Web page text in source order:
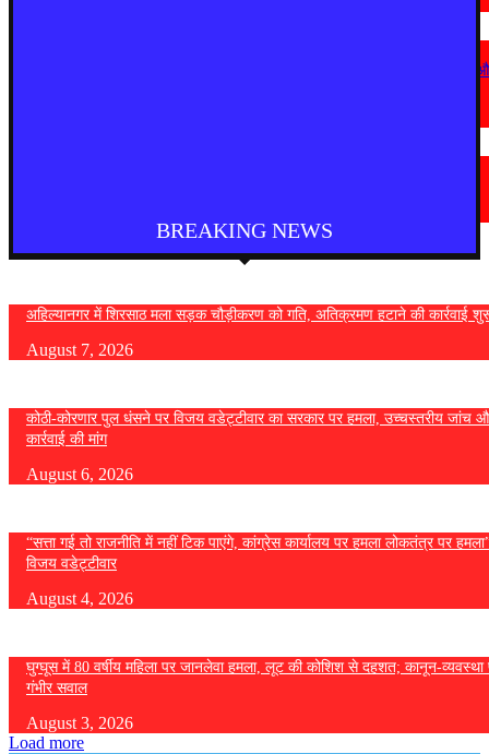
कोठी-कोरणार पुल धंसने पर विजय वडेट्टीवार का सरकार पर हमला, उच्चस्तरीय जांच
BREAKING NEWS
अहिल्यानगर में शिरसाठ मला सड़क चौड़ीकरण को गति, अतिक्रमण हटाने की कार्रवाई
August 7, 2026
कोठी-कोरणार पुल धंसने पर विजय वडेट्टीवार का सरकार पर हमला, उच्चस्तरीय जांच
कार्रवाई की मांग
August 6, 2026
“सत्ता गई तो राजनीति में नहीं टिक पाएंगे, कांग्रेस कार्यालय पर हमला लोकतंत्र पर
विजय वडेट्टीवार
August 4, 2026
घुग्घूस में 80 वर्षीय महिला पर जानलेवा हमला, लूट की कोशिश से दहशत; कानून-व्यवस्था
गंभीर सवाल
August 3, 2026
Load more